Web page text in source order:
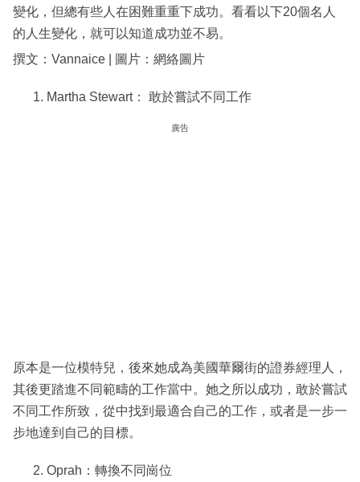
變化，但總有些人在困難重重下成功。看看以下20個名人
的人生變化，就可以知道成功並不易。
撰文：Vannaice | 圖片：網絡圖片
Martha Stewart： 敢於嘗試不同工作
廣告
原本是一位模特兒，後來她成為美國華爾街的證券經理人，
其後更踏進不同範疇的工作當中。她之所以成功，敢於嘗試
不同工作所致，從中找到最適合自己的工作，或者是一步一
步地達到自己的目標。
Oprah：轉換不同崗位